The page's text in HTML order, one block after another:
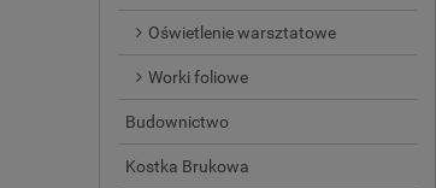
Oświetlenie warsztatowe
Worki foliowe
Budownictwo
Kostka Brukowa